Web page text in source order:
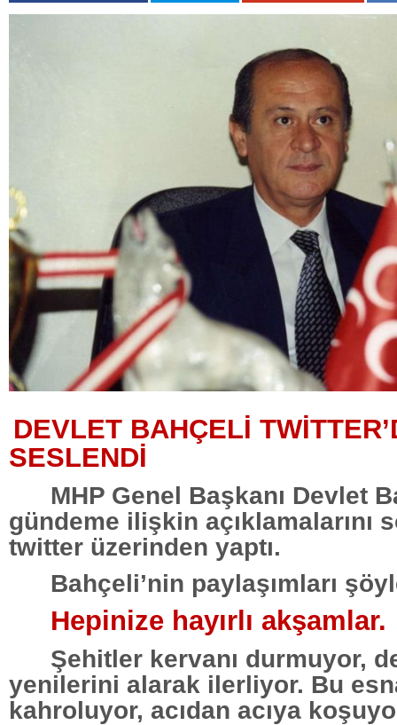
DEVLET BAHÇELİ
SESLENDİ
MHP Genel Başkanı Devlet
gündeme ilişkin açıklamalarını
twitter üzerinden yaptı.
Bahçeli’nin paylaşımları
Hepinize hayırlı akşamlar.
Şehitler kervanı durmuyor,
yenilerini alarak ilerliyor. Bu
kahroluyor, acıdan acıya